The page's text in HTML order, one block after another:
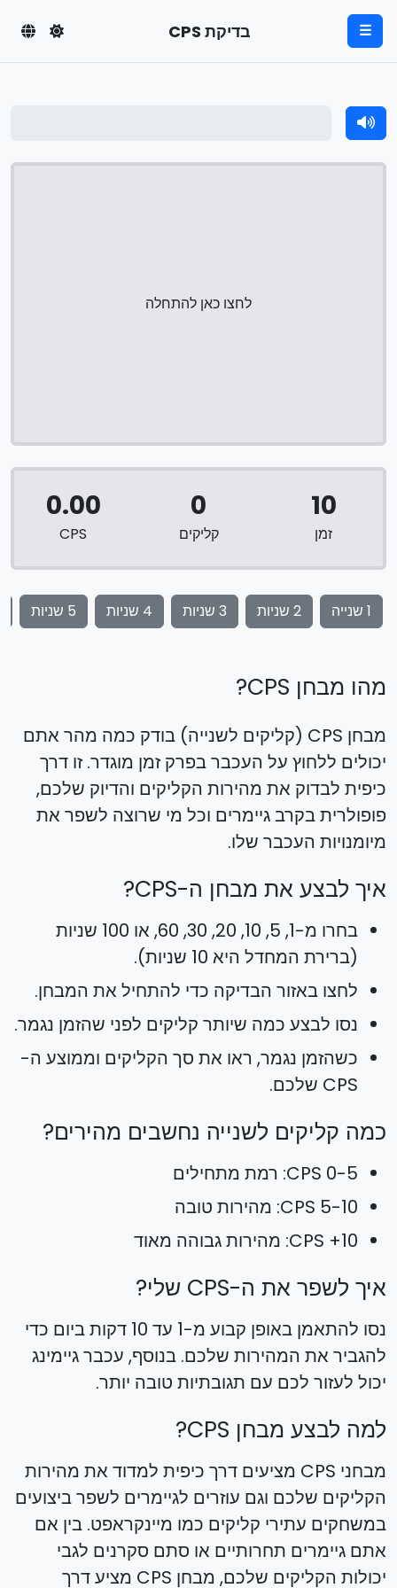
☰ בדיקת CPS
לחצו כאן להתחלה
10
זמן
0
קליקים
0.00
CPS
1 שנייה 2 שניות 3 שניות 4 שניות 5 שניות
מהו מבחן CPS?
מבחן CPS (קליקים לשנייה) בודק כמה מהר אתם
יכולים ללחוץ על העכבר בפרק זמן מוגדר. זו דרך
כיפית לבדוק את מהירות הקליקים והדיוק שלכם,
פופולרית בקרב גיימרים וכל מי שרוצה לשפר את
מיומנויות העכבר שלו.
איך לבצע את מבחן ה-CPS?
בחרו מ-1, 5, 10, 20, 30, 60, או 100 שניות
(ברירת המחדל היא 10 שניות).
לחצו באזור הבדיקה כדי להתחיל את המבחן.
נסו לבצע כמה שיותר קליקים לפני שהזמן נגמר.
כשהזמן נגמר, ראו את סך הקליקים וממוצע ה-
CPS שלכם.
כמה קליקים לשנייה נחשבים מהירים?
0-5 CPS: רמת מתחילים
5-10 CPS: מהירות טובה
10+ CPS: מהירות גבוהה מאוד
איך לשפר את ה-CPS שלי?
נסו להתאמן באופן קבוע מ-1 עד 10 דקות ביום כדי
להגביר את המהירות שלכם. בנוסף, עכבר גיימינג
יכול לעזור לכם עם תגובתיות טובה יותר.
למה לבצע מבחן CPS?
מבחני CPS מציעים דרך כיפית למדוד את מהירות
הקליקים שלכם וגם עוזרים לגיימרים לשפר ביצועים
במשחקים עתירי קליקים כמו מיינקראפט. בין אם
אתם גיימרים תחרותיים או סתם סקרנים לגבי
יכולות הקליקים שלכם, מבחן CPS מציע דרך